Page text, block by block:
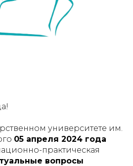
университете им.
05 апреля 2024 года
практическая
вопросы